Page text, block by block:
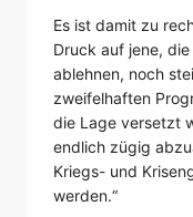
Es ist damit zu
Druck auf jene,
ablehnen, noch
zweifelhaften
die Lage versetzt
endlich zügig
Kriegs- und
werden.“